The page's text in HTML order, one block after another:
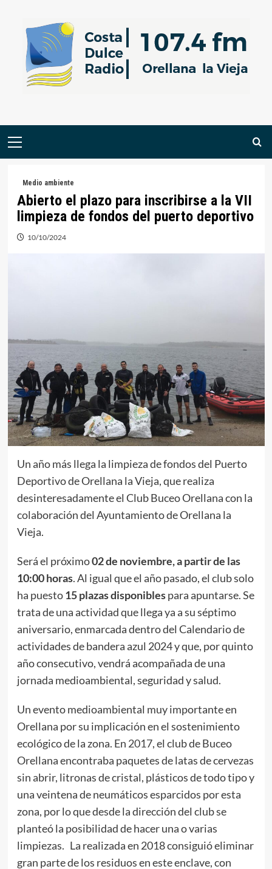
contenido
Menú
Medio ambiente
Abierto el plazo para inscribirse a la VII
limpieza de fondos del puerto deportivo
10/10/2024
Un año más llega la limpieza de fondos del Puerto
Deportivo de Orellana la Vieja, que realiza
desinteresadamente el Club Buceo Orellana con la
colaboración del Ayuntamiento de Orellana la
Vieja.
Será el próximo02 de noviembre, a partir de las
10:00 horas. Al igual que el año pasado, el club solo
ha puesto15 plazas disponiblespara apuntarse. Se
trata de una actividad que llega ya a su séptimo
aniversario, enmarcada dentro del Calendario de
actividades de bandera azul 2024 y que, por quinto
año consecutivo, vendrá acompañada de una
jornada medioambiental, seguridad y salud.
Un evento medioambiental muy importante en
Orellana por su implicación en el sostenimiento
ecológico de la zona. En 2017, el club de Buceo
Orellana encontraba paquetes de latas de cervezas
sin abrir, litronas de cristal, plásticos de todo tipo y
una veintena de neumáticos esparcidos por esta
zona, por lo que desde la dirección del club se
planteó la posibilidad de hacer una o varias
limpiezas. La realizada en 2018 consiguió eliminar
gran parte de los residuos en este enclave, con